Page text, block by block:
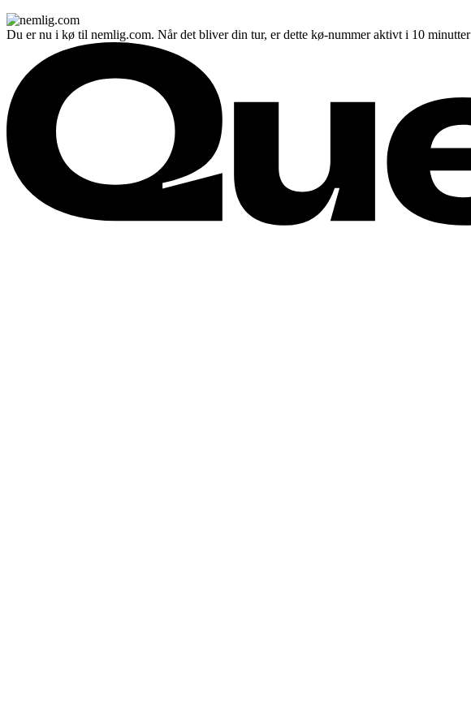
Du er nu i kø til nemlig.com. Når det bliver din tur, er dette kø-nummer aktivt i 10 minutter